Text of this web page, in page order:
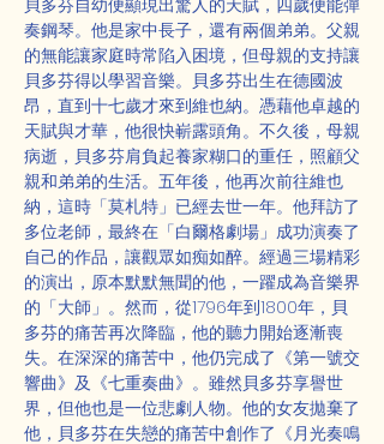
貝多芬自幼便顯現出驚人的天賦，四歲便能彈
奏鋼琴。他是家中長子，還有兩個弟弟。父親
的無能讓家庭時常陷入困境，但母親的支持讓
貝多芬得以學習音樂。貝多芬出生在德國波
昂，直到十七歲才來到維也納。憑藉他卓越的
天賦與才華，他很快嶄露頭角。不久後，母親
病逝，貝多芬肩負起養家糊口的重任，照顧父
親和弟弟的生活。五年後，他再次前往維也
納，這時「莫札特」已經去世一年。他拜訪了
多位老師，最終在「白爾格劇場」成功演奏了
自己的作品，讓觀眾如痴如醉。經過三場精彩
的演出，原本默默無聞的他，一躍成為音樂界
的「大師」。然而，從1796年到1800年，貝
多芬的痛苦再次降臨，他的聽力開始逐漸喪
失。在深深的痛苦中，他仍完成了《第一號交
響曲》及《七重奏曲》。雖然貝多芬享譽世
界，但他也是一位悲劇人物。他的女友拋棄了
他，貝多芬在失戀的痛苦中創作了《月光奏鳴